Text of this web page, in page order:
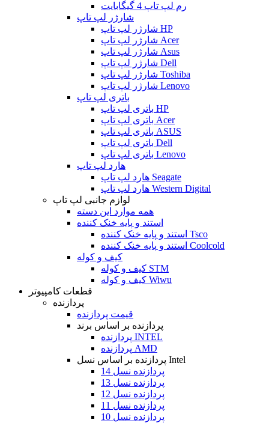
رم لپ تاپ 4 گیگابایت
شارژر لپ تاپ
شارژر لپ تاپ HP
شارژر لپ تاپ Acer
شارژر لپ تاپ Asus
شارژر لپ تاپ Dell
شارژر لپ تاپ Toshiba
شارژر لپ تاپ Lenovo
باتری لپ تاپ
باتری لپ تاپ HP
باتری لپ تاپ Acer
باتری لپ تاپ ASUS
باتری لپ تاپ Dell
باتری لپ تاپ Lenovo
هارد لپ تاپ
هارد لپ تاپ Seagate
هارد لپ تاپ Western Digital
لوازم جانبی لپ تاپ
همه موارد این دسته
استند و پایه خنک کننده
استند و پایه خنک کننده Tsco
استند و پایه خنک کننده Coolcold
کیف و کوله
کیف و کوله STM
کیف و کوله Wiwu
قطعات کامپیوتر
پردازنده
قیمت پردازنده
پردازنده بر اساس برند
پردازنده INTEL
پردازنده AMD
پردازنده بر اساس نسل Intel
پردازنده نسل 14
پردازنده نسل 13
پردازنده نسل 12
پردازنده نسل 11
پردازنده نسل 10